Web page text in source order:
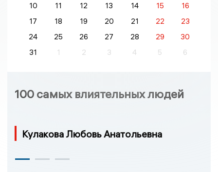
10 11 12 13 14 15
16
17
18 19 20 21 22
23
24
25 26 27 28 29
30
31
1 2 3 4 5 6
100 самых влиятельных людей
Кулакова Любовь Анатольевна